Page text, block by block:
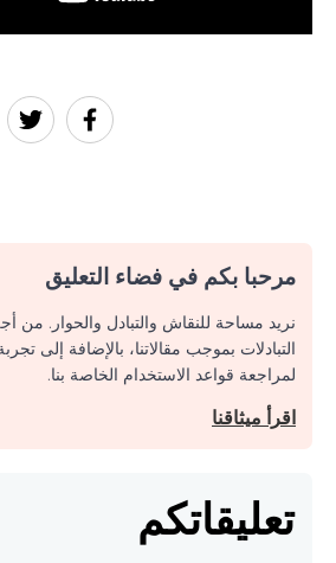
مرحبا بكم في فضاء التعليق
نريد مساحة للنقاش والتبادل والحوار. من
التبادلات بموجب مقالاتنا، بالإضافة إلى
لمراجعة قواعد الاستخدام الخاصة بنا.
اقرأ ميثاقنا
تعليقاتكم